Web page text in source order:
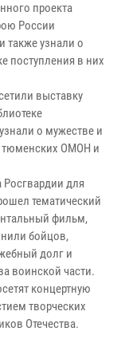
проекта
России
также узнали о
поступления в них
выставку
о мужестве и
тюменских ОМОН и
Росгвардии для
тематический
фильм,
бойцов,
долг и
воинской части.
концертную
творческих
Отечества.